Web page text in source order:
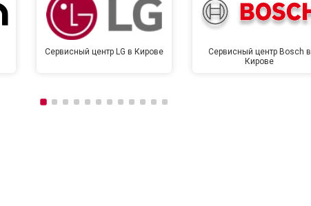
Сервисный центр LG в Кирове
Сервисный центр Bosch в
Кирове